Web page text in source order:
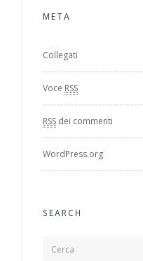
META
Collegati
Voce RSS
RSS dei commenti
WordPress.org
SEARCH